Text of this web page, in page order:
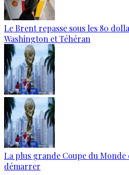
Le Brent repasse sous les 80
Washington et Téhéran
La plus grande Coupe du Monde
démarrer